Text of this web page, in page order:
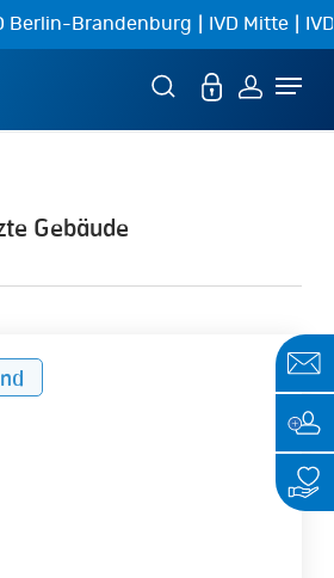
Berlin-Brandenburg | IVD Mitte |
Gebäude